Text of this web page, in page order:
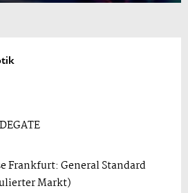
Frankfurt: General Standard
Markt)